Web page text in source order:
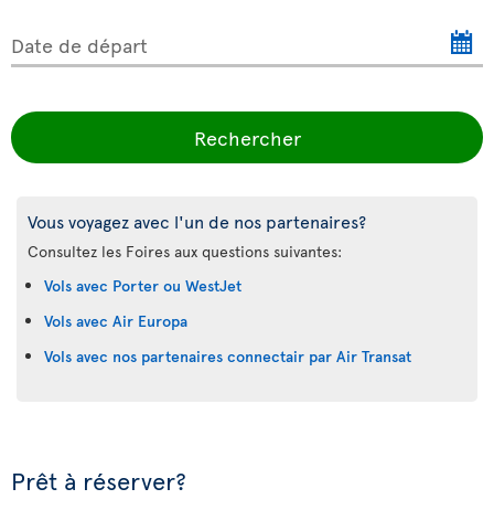
Date de départ
Rechercher
Vous voyagez avec l'un de nos partenaires?
Consultez les Foires aux questions suivantes:
Vols avec Porter ou WestJet
Vols avec Air Europa
Vols avec nos partenaires connectair par Air Transat
Prêt à réserver?